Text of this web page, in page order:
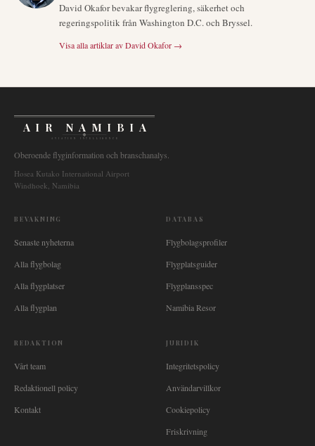
David Okafor bevakar flygreglering, säkerhet och
regeringspolitik från Washington D.C. och Bryssel.
Visa alla artiklar avDavid Okafor →
AIR NAMIBIA
AVIATION INTELLIGENCE
Oberoende flyginformation och branschanalys.
Hosea Kutako International Airport
Windhoek, Namibia
BEVAKNING
Senaste nyheterna
Alla flygbolag
Alla flygplatser
Alla flygplan
DATABAS
Flygbolagsprofiler
Flygplatsguider
Flygplansspec
Namibia Resor
REDAKTION
Vårt team
Redaktionell policy
Kontakt
JURIDIK
Integritetspolicy
Användarvillkor
Cookiepolicy
Friskrivning